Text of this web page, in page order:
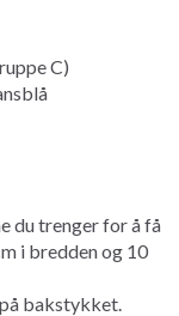
C)
du trenger for å få
i bredden og 10
bakstykket.